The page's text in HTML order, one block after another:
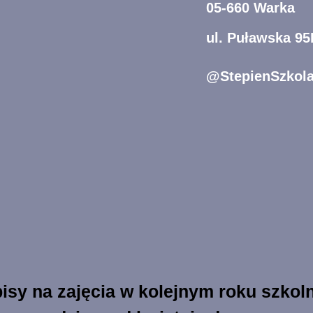
05-660 Warka
ul. Puławska
na zajęcia w kolejnym roku